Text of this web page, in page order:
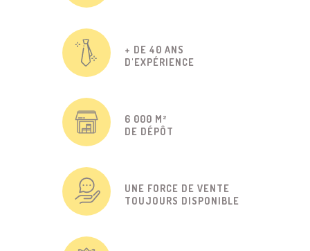
+ DE 40 ANS
D'EXPÉRIENCE
6 000 M²
DE DÉPÔT
UNE FORCE DE VENTE
TOUJOURS DISPONIBLE